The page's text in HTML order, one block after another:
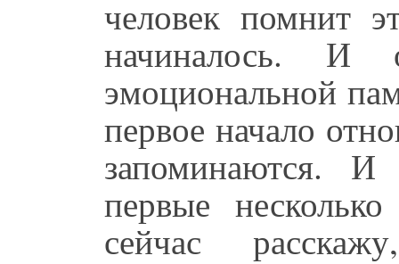
человек помнит
начиналось.
эмоциональной
первое начало
запоминаются.
первые
сейчас